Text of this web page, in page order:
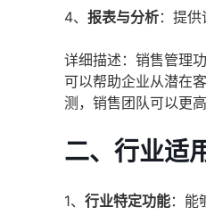
4、 报表与分析：提
详细描述：销售管理
可以帮助企业从潜在
测，销售团队可以更
二、行业适
1、 行业特定功能：能